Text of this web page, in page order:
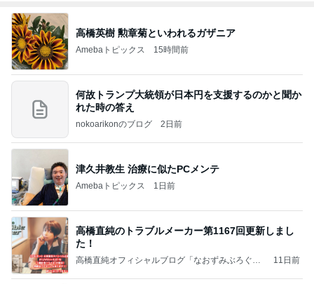
高橋英樹 勲章菊といわれるガザニア
Amebaトピックス 15時間前
何故トランプ大統領が日本円を支援するのかと聞か
れた時の答え
nokoarikonのブログ 2日前
津久井教生 治療に似たPCメンテ
Amebaトピックス 1日前
高橋直純のトラブルメーカー第1167回更新しまし
た！
高橋直純オフィシャルブログ「なおずみぶろぐ」
11日前